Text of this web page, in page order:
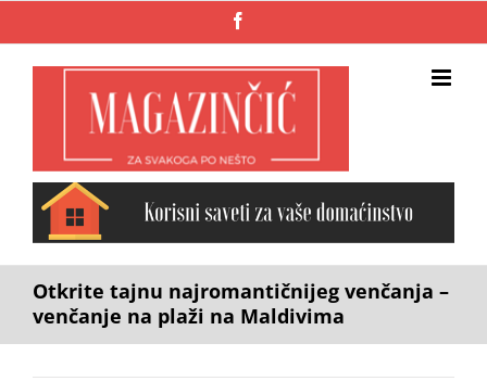
Otkrite tajnu najromantičnijeg venčanja –
venčanje na plaži na Maldivima